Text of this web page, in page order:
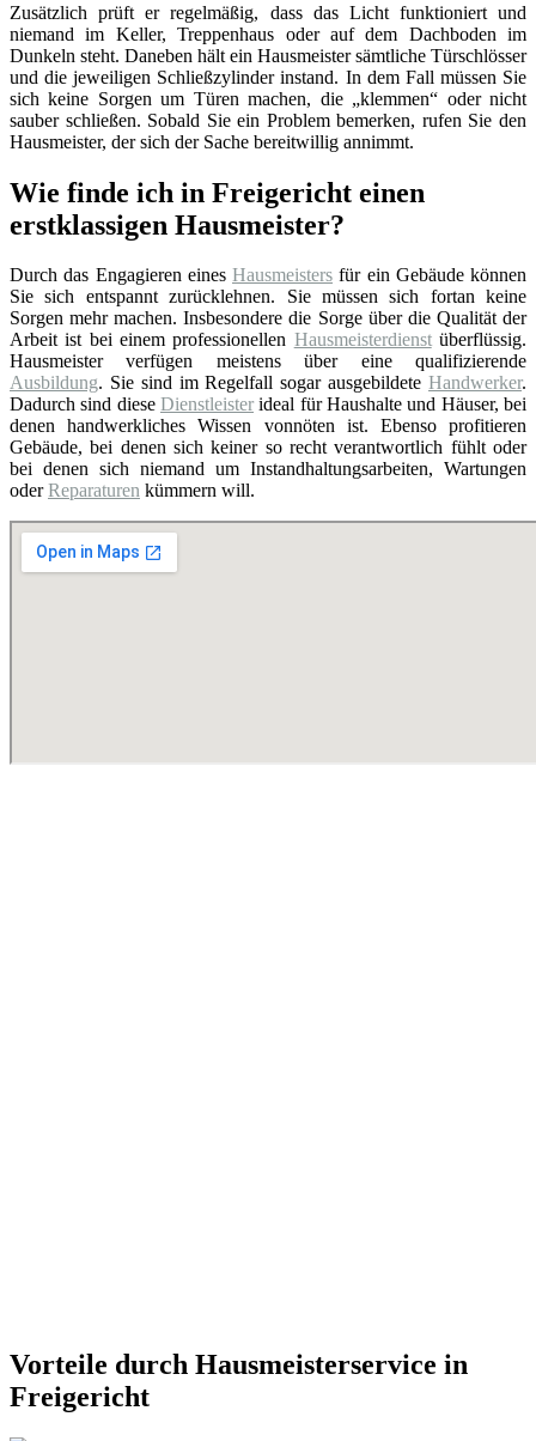
Zusätzlich prüft er regelmäßig, dass das Licht funktioniert und
niemand im Keller, Treppenhaus oder auf dem Dachboden im
Dunkeln steht. Daneben hält ein Hausmeister sämtliche Türschlösser
und die jeweiligen Schließzylinder instand. In dem Fall müssen Sie
sich keine Sorgen um Türen machen, die „klemmen“ oder nicht
sauber schließen. Sobald Sie ein Problem bemerken, rufen Sie den
Hausmeister, der sich der Sache bereitwillig annimmt.
Wie finde ich in Freigericht einen
erstklassigen Hausmeister?
Durch das Engagieren eines Hausmeisters für ein Gebäude können
Sie sich entspannt zurücklehnen. Sie müssen sich fortan keine
Sorgen mehr machen. Insbesondere die Sorge über die Qualität der
Arbeit ist bei einem professionellen Hausmeisterdienstüberflüssig.
Hausmeister verfügen meistens über eine qualifizierende
Ausbildung. Sie sind im Regelfall sogar ausgebildete Handwerker.
Dadurch sind diese Dienstleister ideal für Haushalte und Häuser, bei
denen handwerkliches Wissen vonnöten ist. Ebenso profitieren
Gebäude, bei denen sich keiner so recht verantwortlich fühlt oder
bei denen sich niemand um Instandhaltungsarbeiten, Wartungen
oderReparaturen kümmern will.
Vorteile durch Hausmeisterservice in
Freigericht